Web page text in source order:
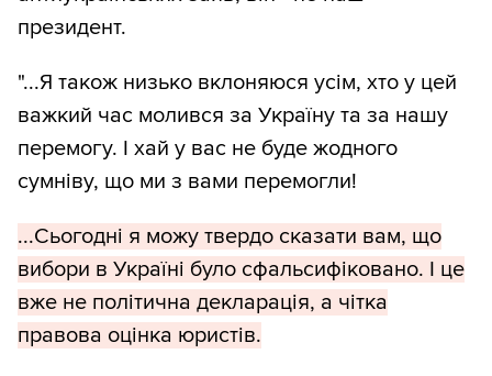
президент.
"...Я також низько вклоняюся усім, хто у цей
важкий час молився за Україну та за нашу
перемогу. І хай у вас не буде жодного
сумніву, що ми з вами перемогли!
...Сьогодні я можу твердо сказати вам, що
вибори в Україні було сфальсифіковано. І це
вже не політична декларація, а чітка
правова оцінка юристів.